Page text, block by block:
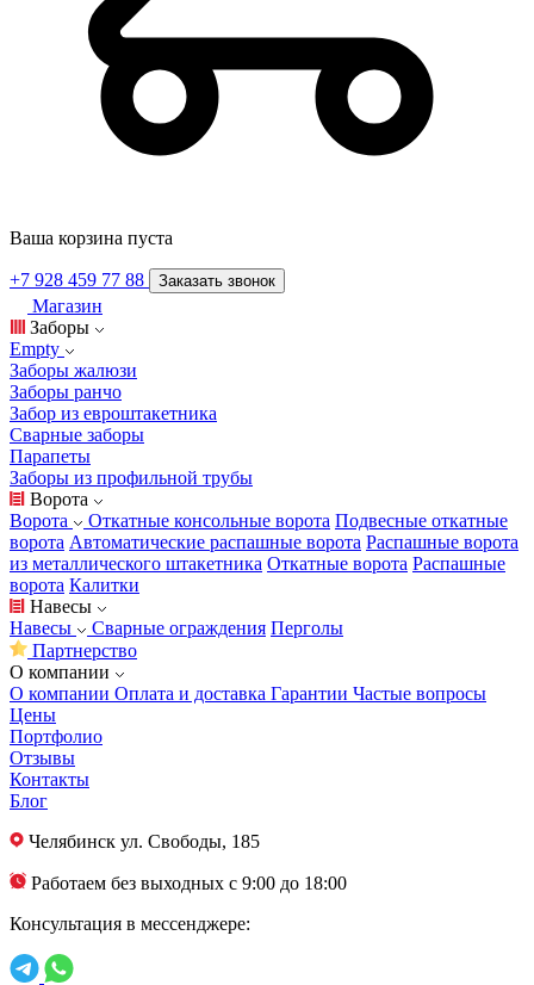
Ваша корзина пуста
+7 928 459 77 88 Заказать звонок
Магазин
Заборы
Empty
Заборы жалюзи
Заборы ранчо
Забор из евроштакетника
Сварные заборы
Парапеты
Заборы из профильной трубы
Ворота
Ворота
Откатные консольные ворота Подвесные откатные
ворота Автоматические распашные ворота Распашные ворота
из металлического штакетника Откатные ворота Распашные
ворота Калитки
Навесы
Навесы
Сварные ограждения Перголы
Партнерство
О компании
О компании Оплата и доставка Гарантии Частые вопросы
Цены
Портфолио
Отзывы
Контакты
Блог
Челябинск ул. Свободы, 185
Работаем без выходных с 9:00 до 18:00
Консультация в мессенджере: